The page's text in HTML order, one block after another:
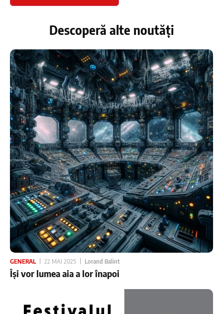
Descoperă alte noutăți
GENERAL 22 MAI 2025 Lorand Balint
Își vor lumea aia a lor înapoi